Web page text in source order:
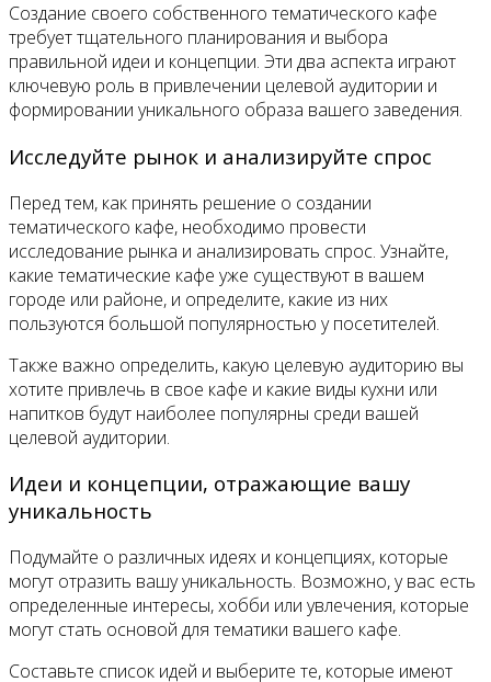
Создание своего собственного тематического кафе
требует тщательного планирования и выбора
правильной идеи и концепции. Эти два аспекта играют
ключевую роль в привлечении целевой аудитории и
формировании уникального образа вашего заведения.
Исследуйте рынок и анализируйте спрос
Перед тем, как принять решение о создании
тематического кафе, необходимо провести
исследование рынка и анализировать спрос. Узнайте,
какие тематические кафе уже существуют в вашем
городе или районе, и определите, какие из них
пользуются большой популярностью у посетителей.
Также важно определить, какую целевую аудиторию вы
хотите привлечь в свое кафе и какие виды кухни или
напитков будут наиболее популярны среди вашей
целевой аудитории.
Идеи и концепции, отражающие вашу
уникальность
Подумайте о различных идеях и концепциях, которые
могут отразить вашу уникальность. Возможно, у вас есть
определенные интересы, хобби или увлечения, которые
могут стать основой для тематики вашего кафе.
Составьте список идей и выберите те, которые имеют